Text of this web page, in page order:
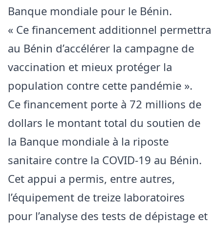
Banque mondiale pour le Bénin.
« Ce financement additionnel permettra
au Bénin d’accélérer la campagne de
vaccination et mieux protéger la
population contre cette pandémie ».
Ce financement porte à 72 millions de
dollars le montant total du soutien de
la Banque mondiale à la riposte
sanitaire contre la COVID-19 au Bénin.
Cet appui a permis, entre autres,
l’équipement de treize laboratoires
pour l’analyse des tests de dépistage et